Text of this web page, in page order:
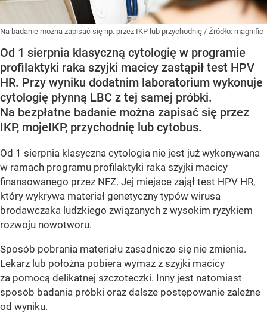
Na badanie można zapisać się np. przez IKP lub przychodnię / Źródło: magnific
Od 1 sierpnia klasyczną cytologię w programie
profilaktyki raka szyjki macicy zastąpił test HPV
HR. Przy wyniku dodatnim laboratorium wykonuje
cytologię płynną LBC z tej samej próbki.
Na bezpłatne badanie można zapisać się przez
IKP, mojeIKP, przychodnię lub cytobus.
Od 1 sierpnia klasyczna cytologia nie jest już wykonywana
w ramach programu profilaktyki raka szyjki macicy
finansowanego przez NFZ. Jej miejsce zajął test HPV HR,
który wykrywa materiał genetyczny typów wirusa
brodawczaka ludzkiego związanych z wysokim ryzykiem
rozwoju nowotworu.
Sposób pobrania materiału zasadniczo się nie zmienia.
Lekarz lub położna pobiera wymaz z szyjki macicy
za pomocą delikatnej szczoteczki. Inny jest natomiast
sposób badania próbki oraz dalsze postępowanie zależne
od wyniku.